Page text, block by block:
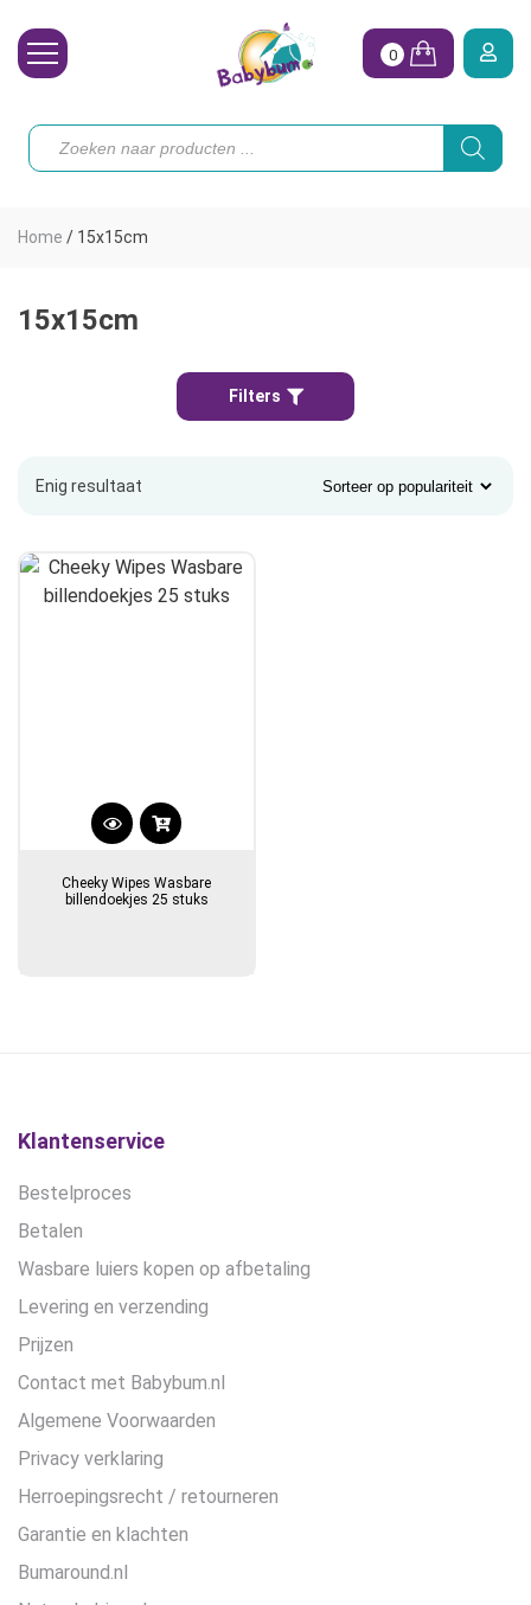
Toebehoren
Koopjes
0
Producten
zoeken
Home / 15x15cm
15x15cm
Filters
Enig resultaat
Cheeky Wipes Wasbare
billendoekjes 25 stuks
Klantenservice
Bestelproces
Betalen
Wasbare luiers kopen op afbetaling
Levering en verzending
Prijzen
Contact met Babybum.nl
Algemene Voorwaarden
Privacy verklaring
Herroepingsrecht / retourneren
Garantie en klachten
Bumaround.nl